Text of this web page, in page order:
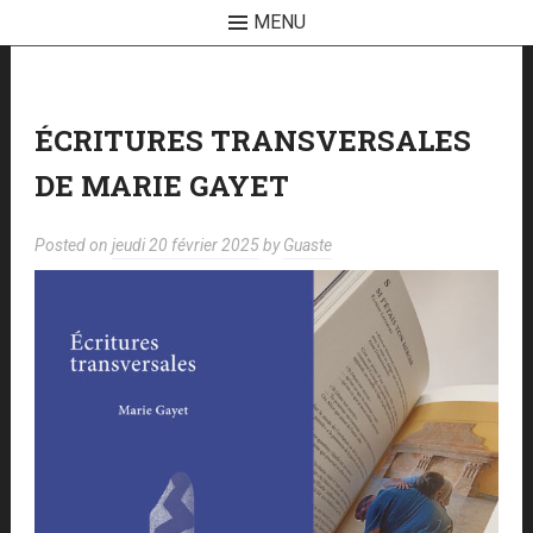
MENU
ÉCRITURES TRANSVERSALES
DE MARIE GAYET
Posted on jeudi 20 février 2025byGuaste